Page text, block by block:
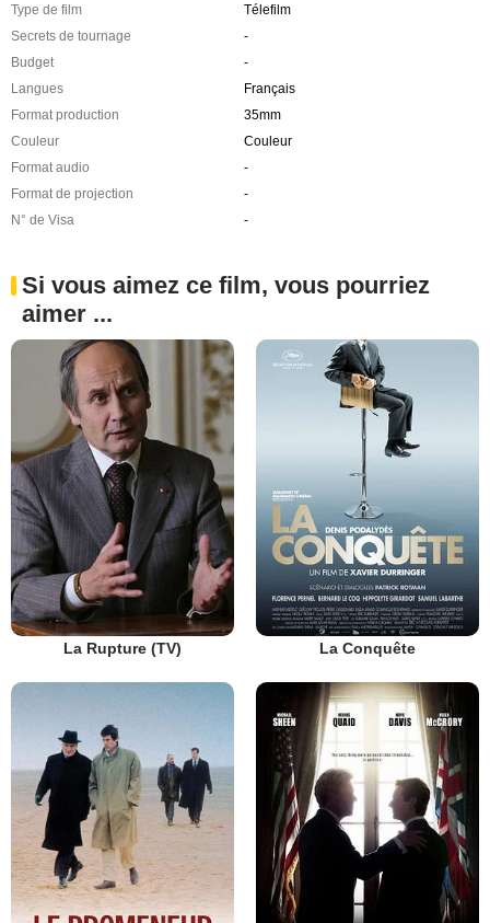
Type de film
Télefilm
Secrets de tournage
-
Budget
-
Langues
Français
Format production
35mm
Couleur
Couleur
Format audio
-
Format de projection
-
N° de Visa
-
Si vous aimez ce film, vous pourriez
aimer ...
La Rupture (TV) La Conquête